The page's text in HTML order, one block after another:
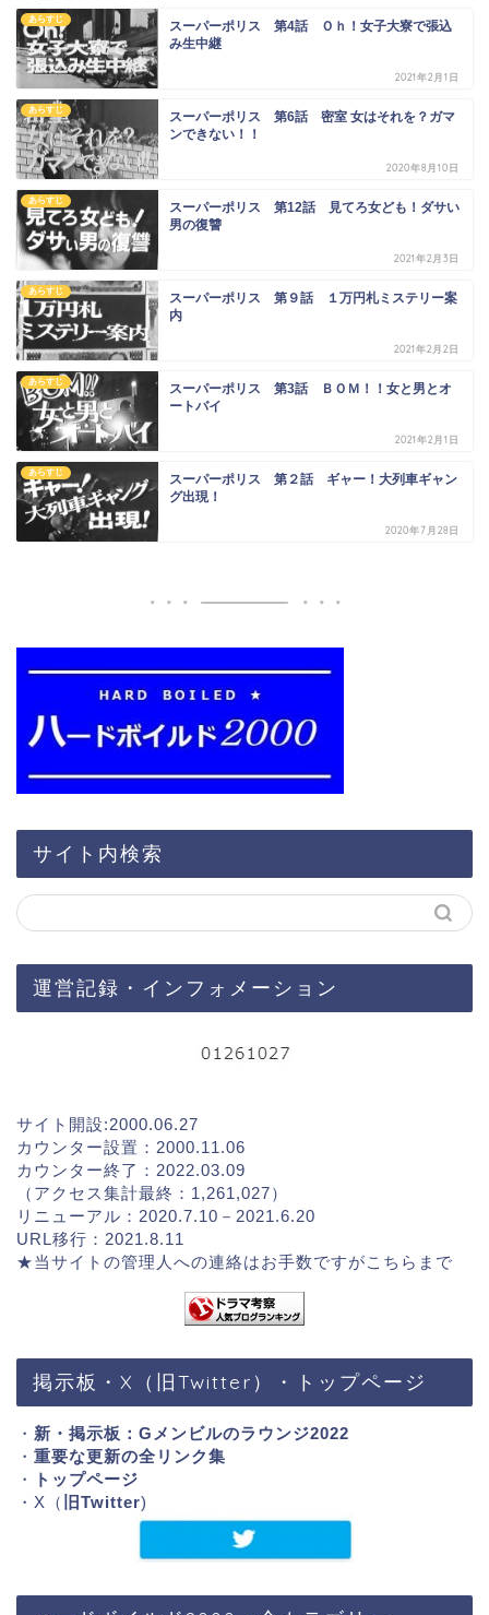
あらすじ
スーパーポリス 第4話 Ｏｈ！女子大寮で張込
み生中継
2021年2月1日
あらすじ
スーパーポリス 第6話 密室 女はそれを？ガマ
ンできない！！
2020年8月10日
あらすじ
スーパーポリス 第12話 見てろ女ども！ダサい
男の復讐
2021年2月3日
あらすじ
スーパーポリス 第９話 １万円札ミステリー案
内
2021年2月2日
あらすじ
スーパーポリス 第3話 ＢＯＭ！！女と男とオ
ートバイ
2021年2月1日
あらすじ
スーパーポリス 第２話 ギャー！大列車ギャン
グ出現！
2020年7月28日
サイト内検索
運営記録・インフォメーション
サイト開設:2000.06.27
カウンター設置：2000.11.06
カウンター終了：2022.03.09
（アクセス集計最終：1,261,027）
リニューアル：2020.7.10－2021.6.20
URL移行：2021.8.11
★当サイトの管理人への連絡はお手数ですがこちらまで
掲示板・X（旧Twitter）・トップページ
・ 新・掲示板：Gメンビルのラウンジ2022
・ 重要な更新の全リンク集
・
トップページ
・X（ 旧Twitter)